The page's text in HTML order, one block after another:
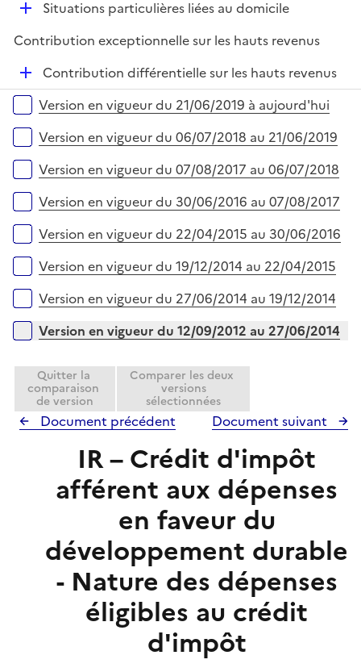
i
r
D
p
i
e
Situations particulières liées au domicile
Contribution exceptionnelle sur les hauts revenus
D
é
p
e
Contribution différentielle sur les hauts revenus
Versions sur la période
Version en vigueur du 21/06/2019 à aujourd'hui
Version en vigueur du 06/07/2018 au 21/06/2019
Version en vigueur du 07/08/2017 au 06/07/2018
Version en vigueur du 30/06/2016 au 07/08/2017
Version en vigueur du 22/04/2015 au 30/06/2016
Version en vigueur du 19/12/2014 au 22/04/2015
Version en vigueur du 27/06/2014 au 19/12/2014
Version en vigueur du 12/09/2012 au 27/06/2014
Quitter la
comparaison
de version
Comparer les deux
versions
sélectionnées
Document précédent Document suivant
IR – Crédit d'impôt
afférent aux dépenses
en faveur du
développement durable
- Nature des dépenses
éligibles au crédit
d'impôt